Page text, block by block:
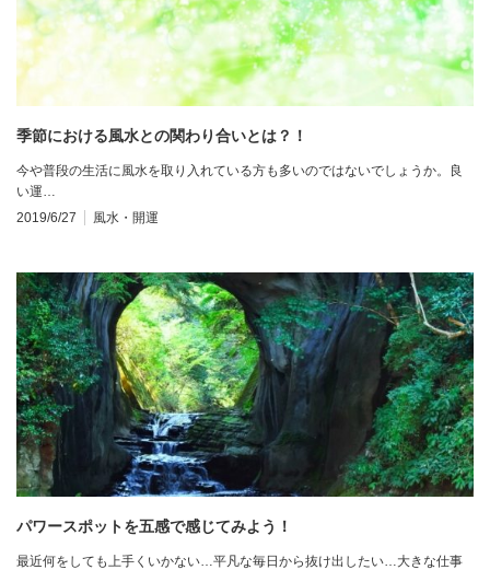
季節における風水との関わり合いとは？！
今や普段の生活に風水を取り入れている方も多いのではないでしょうか。良
い運…
2019/6/27
風水・開運
パワースポットを五感で感じてみよう！
最近何をしても上手くいかない…平凡な毎日から抜け出したい…大きな仕事